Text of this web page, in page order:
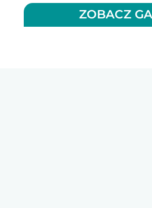
ZOBACZ